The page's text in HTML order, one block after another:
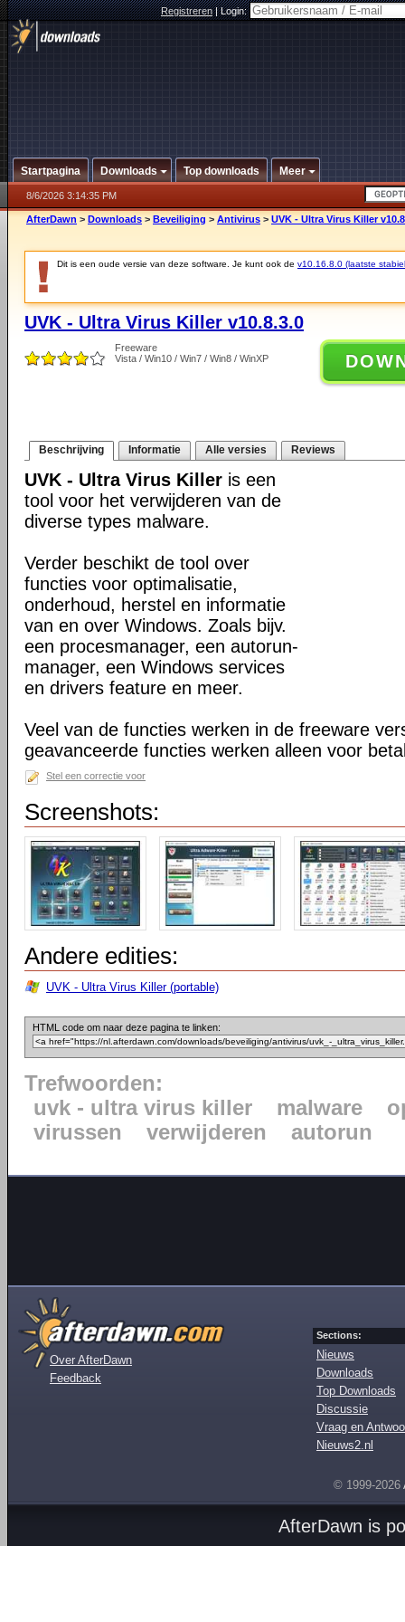
Registreren|Login:
Startpagina Downloads Top downloads Meer
8/6/2026 3:14:35 PM
AfterDawn > Downloads > Beveiliging > Antivirus > UVK - Ultra Virus Killer
Dit is een oude versie van deze software. Je kunt ook de v10.16.8.0 (laatste
UVK - Ultra Virus Killer v10.8.3.0
Freeware
Vista / Win10 / Win7 / Win8 / WinXP
Beschrijving Informatie Alle versies Reviews
UVK - Ultra Virus Killer is een
tool voor het verwijderen van de
diverse types malware.
Verder beschikt de tool over
functies voor optimalisatie,
onderhoud, herstel en informatie
van en over Windows. Zoals bijv.
een procesmanager, een autorun-
manager, een Windows services
en drivers feature en meer.
Veel van de functies werken in de freeware
geavanceerde functies werken alleen voor
Stel een correctie voor
Screenshots:
Andere edities:
UVK - Ultra Virus Killer (portable)
HTML code om naar deze pagina te linken:
Trefwoorden:
uvk - ultra virus killer
malware
virussen
verwijderen autorun
Over AfterDawn
Feedback
Sections:
Nieuws
Downloads
Top Downloads
Discussie
Vraag en
Nieuws2.nl
© 1999-2026
AfterDawn is